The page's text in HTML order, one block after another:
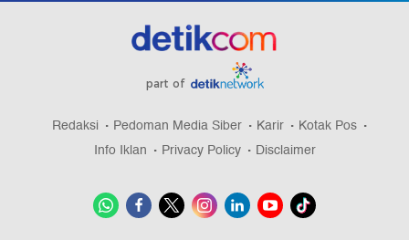
part of
Redaksi Pedoman Media Siber Karir
Kotak Pos
Info Iklan
Privacy Policy Disclaimer